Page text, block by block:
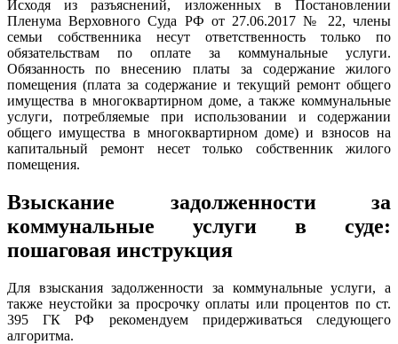
Исходя из разъяснений, изложенных в Постановлении
Пленума Верховного Суда РФ от 27.06.2017 № 22, члены
семьи собственника несут ответственность только по
обязательствам по оплате за коммунальные услуги.
Обязанность по внесению платы за содержание жилого
помещения (плата за содержание и текущий ремонт общего
имущества в многоквартирном доме, а также коммунальные
услуги, потребляемые при использовании и содержании
общего имущества в многоквартирном доме) и взносов на
капитальный ремонт несет только собственник жилого
помещения.
Взыскание задолженности за
коммунальные услуги в суде:
пошаговая инструкция
Для взыскания задолженности за коммунальные услуги, а
также неустойки за просрочку оплаты или процентов по ст.
395 ГК РФ рекомендуем придерживаться следующего
алгоритма.